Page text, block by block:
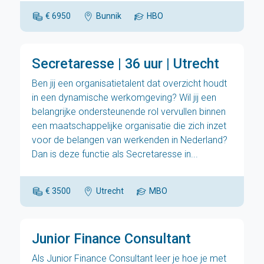
€ 6950 Bunnik HBO
Secretaresse | 36 uur | Utrecht
Ben jij een organisatietalent dat overzicht houdt
in een dynamische werkomgeving? Wil jij een
belangrijke ondersteunende rol vervullen binnen
een maatschappelijke organisatie die zich inzet
voor de belangen van werkenden in Nederland?
Dan is deze functie als Secretaresse in...
€ 3500 Utrecht MBO
Junior Finance Consultant
Als Junior Finance Consultant leer je hoe je met